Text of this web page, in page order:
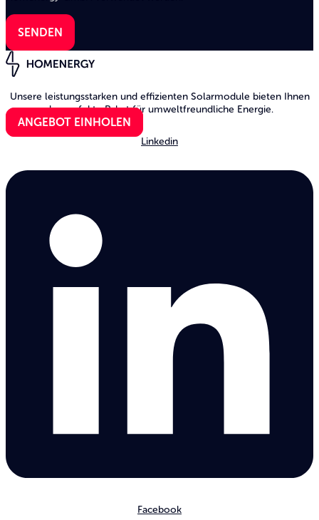
SENDEN
Unsere leistungsstarken und effizienten Solarmodule bieten Ihnen
das perfekte Paket für umweltfreundliche Energie.
ANGEBOT EINHOLEN
Linkedin
Facebook